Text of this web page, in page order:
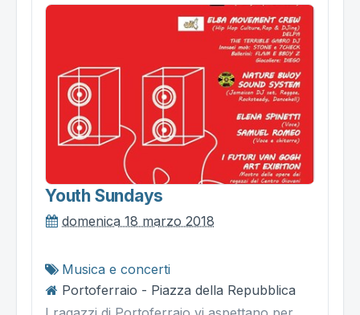
Youth Sundays
domenica 18 marzo 2018
Musica e concerti
Portoferraio - Piazza della Repubblica